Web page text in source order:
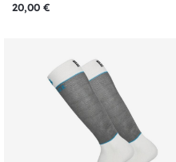
20,00 €